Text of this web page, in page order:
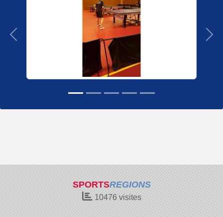
Précedent
SPORTSREGIONS
10476visites